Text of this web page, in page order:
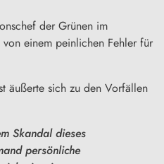
der Grünen im
einem peinlichen Fehler für
äußerte sich zu den Vorfällen
Skandal dieses
persönliche